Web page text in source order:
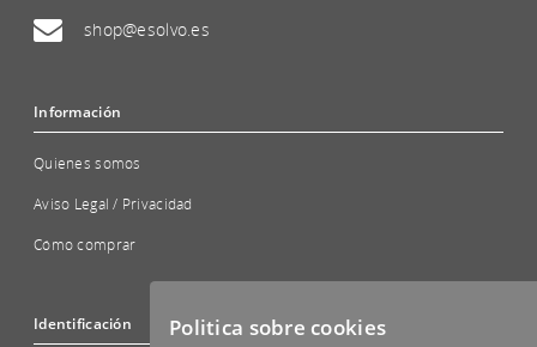
shop@esolvo.es
Información
Quienes somos
Aviso Legal / Privacidad
Cómo comprar
Identificación Politica sobre cookies